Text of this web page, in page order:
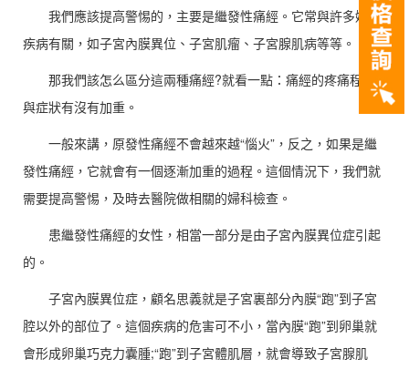
我們應該提高警惕的，主要是繼發性痛經。它常與許多婦科
疾病有關，如子宮內膜異位、子宮肌瘤、子宮腺肌病等等。
那我們該怎么區分這兩種痛經?就看一點：痛經的疼痛程度
與症狀有沒有加重。
一般來講，原發性痛經不會越來越“惱火”，反之，如果是繼
發性痛經，它就會有一個逐漸加重的過程。這個情況下，我們就
需要提高警惕，及時去醫院做相關的婦科檢查。
患繼發性痛經的女性，相當一部分是由子宮內膜異位症引起
的。
子宮內膜異位症，顧名思義就是子宮裏部分內膜“跑”到子宮
腔以外的部位了。這個疾病的危害可不小，當內膜“跑”到卵巢就
會形成卵巢巧克力囊腫;“跑”到子宮體肌層，就會導致子宮腺肌